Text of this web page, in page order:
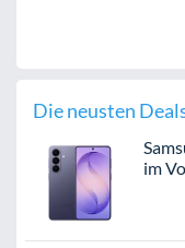
Die neusten
im